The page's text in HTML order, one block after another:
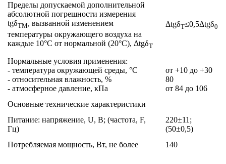
Пределы допускаемой дополнительной
абсолютной погрешности измерения
tgδТМ, вызванной изменением
температуры окружающего воздуха на
каждые 10°С от нормальной (20°С), ΔtgδТ
ΔtgδТ≤0,5Δtgδ0
Нормальные условия применения:
- температура окружающей среды, °C
- относительная влажность, %
- атмосферное давление, кПа
от +10 до +30
80
от 84 до 106
Основные технические характеристики
Питание: напряжение, U, В; (частота, F,
Гц)
220±11;
(50±0,5)
Потребляемая мощность, Вт, не более
140